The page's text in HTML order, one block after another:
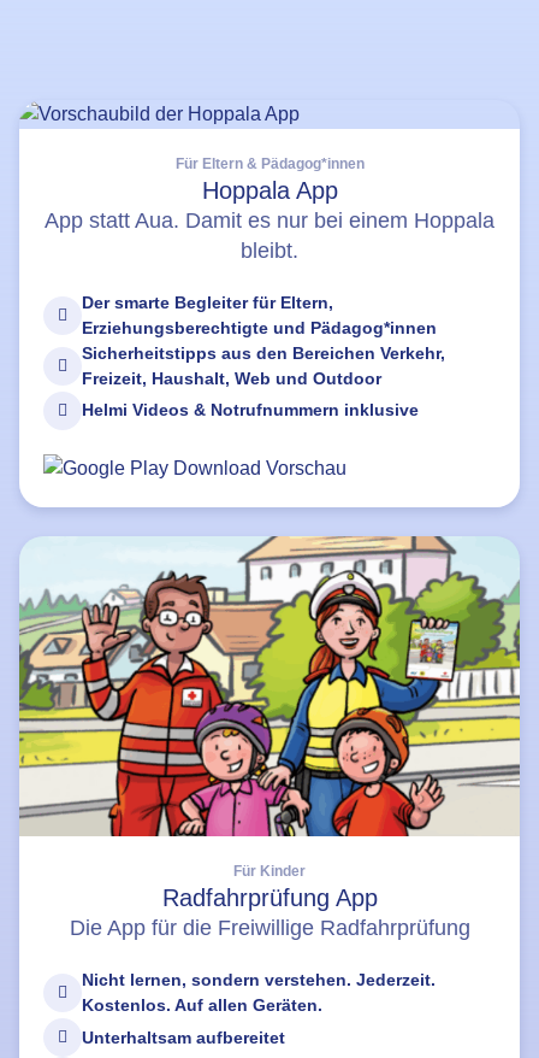
Für Eltern & Pädagog*innen
Hoppala App
App statt Aua. Damit es nur bei einem Hoppala
bleibt.
Der smarte Begleiter für Eltern,
Erziehungsberechtigte und Pädagog*innen
Sicherheitstipps aus den Bereichen Verkehr,
Freizeit, Haushalt, Web und Outdoor
Helmi Videos & Notrufnummern inklusive
Für Kinder
Radfahrprüfung App
Die App für die Freiwillige Radfahrprüfung
Nicht lernen, sondern verstehen. Jederzeit.
Kostenlos. Auf allen Geräten.
Unterhaltsam aufbereitet